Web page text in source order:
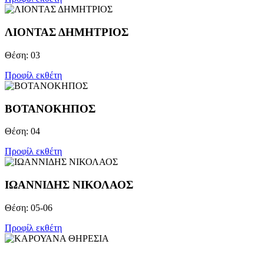
ΛΙΟΝΤΑΣ ΔΗΜΗΤΡΙΟΣ
Θέση: 03
Προφίλ εκθέτη
ΒΟΤΑΝΟΚΗΠΟΣ
Θέση: 04
Προφίλ εκθέτη
ΙΩΑΝΝΙΔΗΣ ΝΙΚΟΛΑΟΣ
Θέση: 05-06
Προφίλ εκθέτη